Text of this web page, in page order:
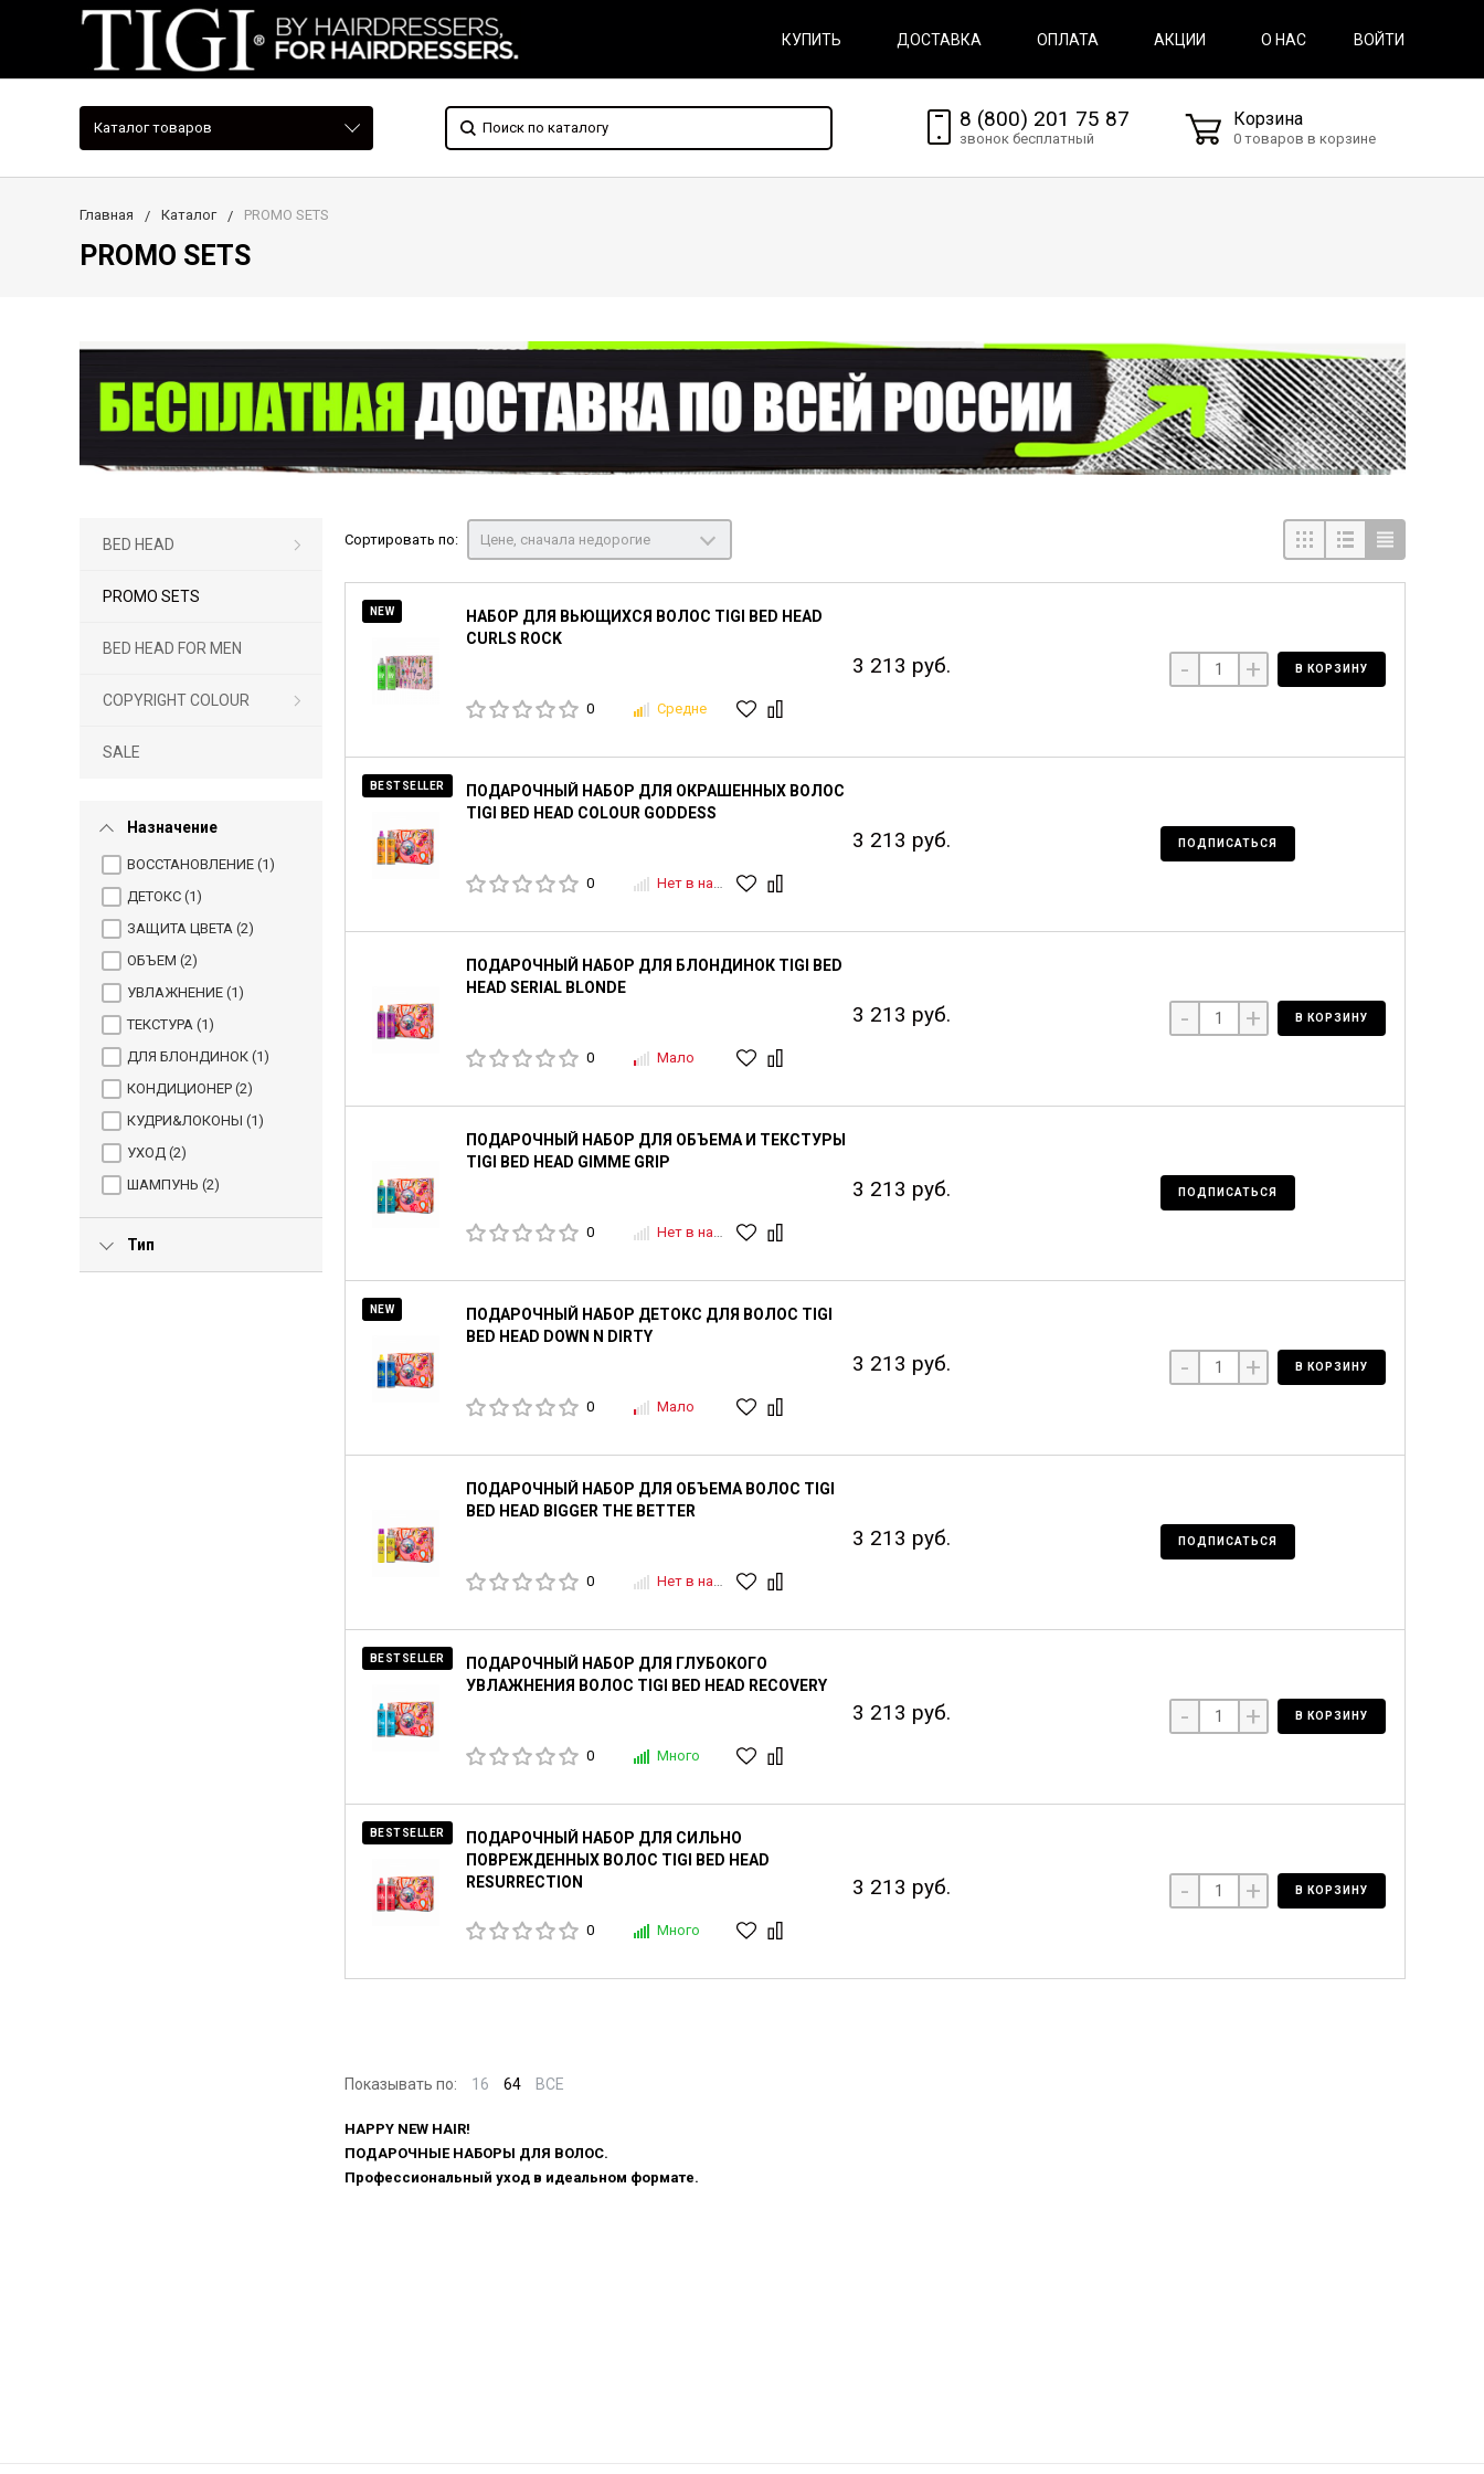
КУПИТЬ ДОСТАВКА ОПЛАТА АКЦИИ О НАС ВОЙТИ
Каталог товаров 8 (800) 201 75 87
звонок бесплатный
Корзина
0 товаров в корзине
Главная Каталог PROMO SETS
PROMO SETS
BED HEAD
PROMO SETS
BED HEAD FOR MEN
COPYRIGHT COLOUR
SALE
Назначение
ВОССТАНОВЛЕНИЕ (1)
ДЕТОКС (1)
ЗАЩИТА ЦВЕТА (2)
ОБЪЕМ (2)
УВЛАЖНЕНИЕ (1)
ТЕКСТУРА (1)
ДЛЯ БЛОНДИНОК (1)
КОНДИЦИОНЕР (2)
КУДРИ&ЛОКОНЫ (1)
УХОД (2)
ШАМПУНЬ (2)
Тип
Сортировать по: Цене, сначала недорогие
NEW
НАБОР ДЛЯ ВЬЮЩИХСЯ ВОЛОС TIGI BED HEAD
CURLS ROCK
0 Средне
3 213 руб. - + В КОРЗИНУ
BESTSELLER
ПОДАРОЧНЫЙ НАБОР ДЛЯ ОКРАШЕННЫХ ВОЛОС
TIGI BED HEAD COLOUR GODDESS
0 Нет в наличии
3 213 руб. ПОДПИСАТЬСЯ
ПОДАРОЧНЫЙ НАБОР ДЛЯ БЛОНДИНОК TIGI BED
HEAD SERIAL BLONDE
0 Мало
3 213 руб. - + В КОРЗИНУ
ПОДАРОЧНЫЙ НАБОР ДЛЯ ОБЪЕМА И ТЕКСТУРЫ
TIGI BED HEAD GIMME GRIP
0 Нет в наличии
3 213 руб. ПОДПИСАТЬСЯ
NEW
ПОДАРОЧНЫЙ НАБОР ДЕТОКС ДЛЯ ВОЛОС TIGI
BED HEAD DOWN N DIRTY
0 Мало
3 213 руб. - + В КОРЗИНУ
ПОДАРОЧНЫЙ НАБОР ДЛЯ ОБЪЕМА ВОЛОС TIGI
BED HEAD BIGGER THE BETTER
0 Нет в наличии
3 213 руб. ПОДПИСАТЬСЯ
BESTSELLER
ПОДАРОЧНЫЙ НАБОР ДЛЯ ГЛУБОКОГО
УВЛАЖНЕНИЯ ВОЛОС TIGI BED HEAD RECOVERY
0 Много
3 213 руб. - + В КОРЗИНУ
BESTSELLER
ПОДАРОЧНЫЙ НАБОР ДЛЯ СИЛЬНО
ПОВРЕЖДЕННЫХ ВОЛОС TIGI BED HEAD
RESURRECTION
0 Много
3 213 руб. - + В КОРЗИНУ
Показывать по: 16 64 ВСЕ
HAPPY NEW HAIR!
ПОДАРОЧНЫЕ НАБОРЫ ДЛЯ ВОЛОС.
Профессиональный уход в идеальном формате.